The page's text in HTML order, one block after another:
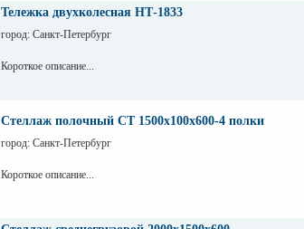
Тележка двухколесная НТ-1833
город: Санкт-Петербург
Короткое описание...
Стеллаж полочный СТ 1500х100х600-4 полки
город: Санкт-Петербург
Короткое описание...